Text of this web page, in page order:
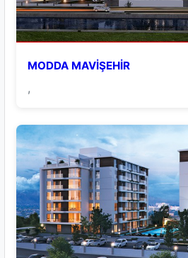
MODDA MAVİŞEHİR
,